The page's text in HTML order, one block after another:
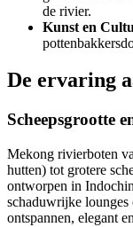
de rivier.
Kunst en
De ervaring
Scheepsgrootte
Mekong rivierboten
hutten) tot grotere
ontworpen in
schaduwrijke lounges
ontspannen, elegant